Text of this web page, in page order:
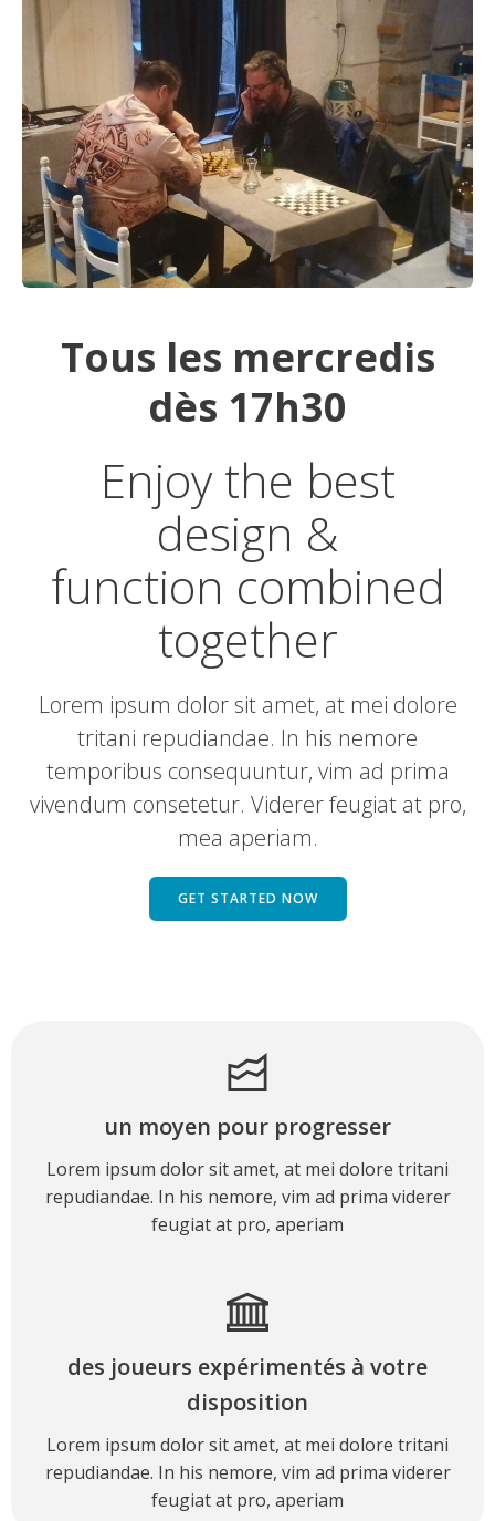
Tous les mercredis
dès 17h30
Enjoy the best
design &
function combined
together
Lorem ipsum dolor sit amet, at mei dolore
tritani repudiandae. In his nemore
temporibus consequuntur, vim ad prima
vivendum consetetur. Viderer feugiat at pro,
mea aperiam.
GET STARTED NOW
un moyen pour progresser
Lorem ipsum dolor sit amet, at mei dolore tritani
repudiandae. In his nemore, vim ad prima viderer
feugiat at pro, aperiam
des joueurs expérimentés à votre
disposition
Lorem ipsum dolor sit amet, at mei dolore tritani
repudiandae. In his nemore, vim ad prima viderer
feugiat at pro, aperiam